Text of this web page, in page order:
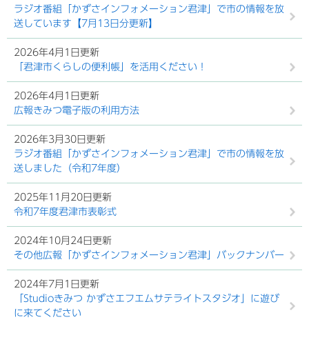
ラジオ番組「かずさインフォメーション君津」で市の情報を放
送しています【7月13日分更新】
2026年4月1日更新
「君津市くらしの便利帳」を活用ください！
2026年4月1日更新
広報きみつ電子版の利用方法
2026年3月30日更新
ラジオ番組「かずさインフォメーション君津」で市の情報を放
送しました（令和7年度）
2025年11月20日更新
令和7年度君津市表彰式
2024年10月24日更新
その他広報「かずさインフォメーション君津」バックナンバー
2024年7月1日更新
「Studioきみつ かずさエフエムサテライトスタジオ」に遊び
に来てください